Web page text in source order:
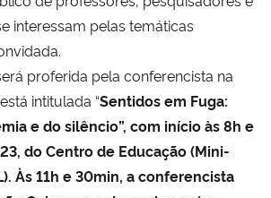
interessam pelas temáticas
proferida pela conferencista na
intitulada “Sentidos em Fuga:
e do silêncio”, com início às 8h e
do Centro de Educação (Mini-
Às 11h e 30min, a conferencista